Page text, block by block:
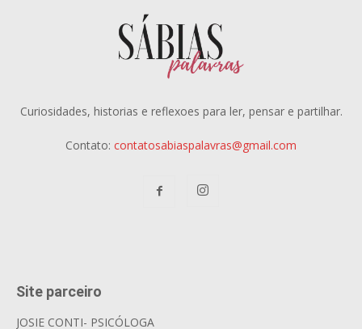
Curiosidades, historias e reflexoes para ler, pensar e partilhar.
Contato: contatosabiaspalavras@gmail.com
Site parceiro
JOSIE CONTI- PSICÓLOGA